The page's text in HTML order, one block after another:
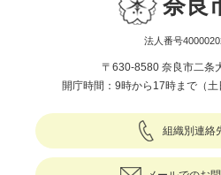
奈良
法人番号
〒630-8580 奈良市二条
開庁時間：9時から17時まで（土
組織別連絡